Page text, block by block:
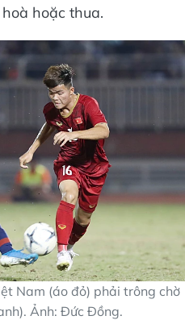
hoặc thua.
Nam (áo đỏ) phải trông chờ
Ảnh: Đức Đồng.